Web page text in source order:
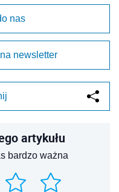
nas
newsletter
artykułu
bardzo ważna